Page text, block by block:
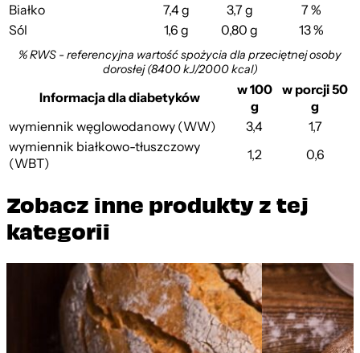
Białko
7,4 g 3,7 g
7 %
Sól
1,6 g 0,80 g 13 %
% RWS - referencyjna wartość spożycia dla przeciętnej osoby
dorosłej (8400 kJ/2000 kcal)
Informacja dla diabetyków
w 100
g
w porcji 50
g
wymiennik węglowodanowy (WW)
3,4
1,7
wymiennik białkowo-tłuszczowy
(WBT)
1,2 0,6
Zobacz inne produkty z tej
kategorii